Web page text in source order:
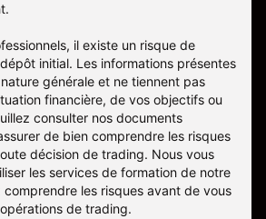
il existe un risque de
initial. Les informations présentes
générale et ne tiennent pas
financière, de vos objectifs ou
consulter nos documents
de bien comprendre les risques
décision de trading. Nous vous
les services de formation de notre
comprendre les risques avant de vous
de trading.